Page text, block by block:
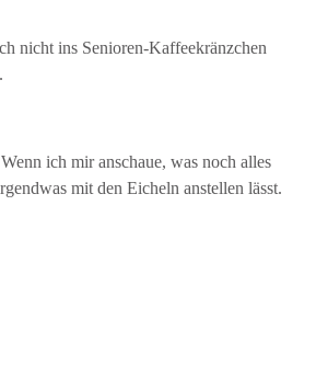
nicht ins Senioren-Kaffeekränzchen
ich mir anschaue, was noch alles
mit den Eicheln anstellen lässt.